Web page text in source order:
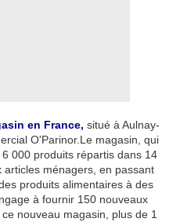
en France, situé à Aulnay-
O'Parinor.Le magasin, qui
000 produits répartis dans 14
ménagers, en passant
produits alimentaires à des
à fournir 150 nouveaux
nouveau magasin, plus de 1